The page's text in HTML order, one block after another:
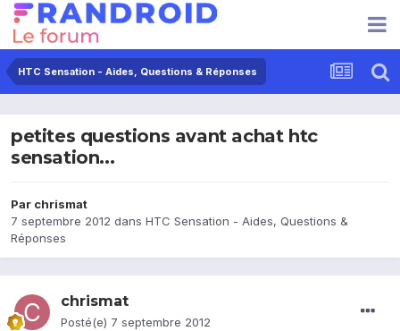
HTC Sensation - Aides, Questions & Réponses
petites questions avant achat htc
sensation...
Par chrismat
7 septembre 2012 dans HTC Sensation - Aides, Questions &
Réponses
chrismat
Posté(e) 7 septembre 2012